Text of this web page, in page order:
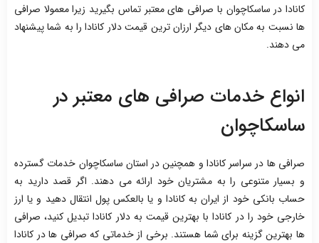
کانادا در ساسکاچوان با صرافی های معتبر تماس بگیرید زیرا معمولا صرافی
ها نسبت به مکان های دیگر ارزان ترین قیمت دلار کانادا را به شما پیشنهاد
می دهند.
انواع خدمات صرافی های معتبر در
ساسکاچوان
صرافی ها در سراسر کانادا و همچنین در استان ساسکاچوان خدمات گسترده
و بسیار متنوعی را به مشتریان خود ارائه می دهند. اگر قصد دارید به
حساب بانکی خود از ایران به کانادا و یا بالعکس پول انتقال دهید و یا ارز
خارجی خود را در کانادا با بهترین قیمت به دلار کانادا تبدیل کنید، صرافی
ها بهترین گزینه برای شما هستند. برخی از خدماتی که صرافی ها در کانادا